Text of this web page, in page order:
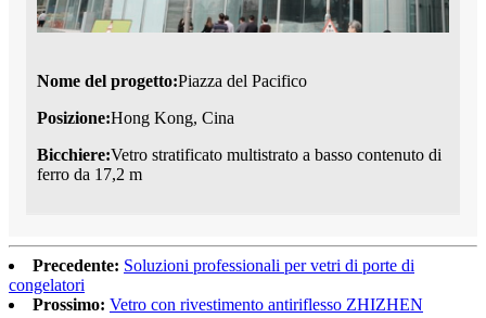
Nome del progetto:Piazza del Pacifico
Posizione:Hong Kong, Cina
Bicchiere:Vetro stratificato multistrato a basso contenuto di
ferro da 17,2 m
Precedente: Soluzioni professionali per vetri di porte di
congelatori
Prossimo: Vetro con rivestimento antiriflesso ZHIZHEN